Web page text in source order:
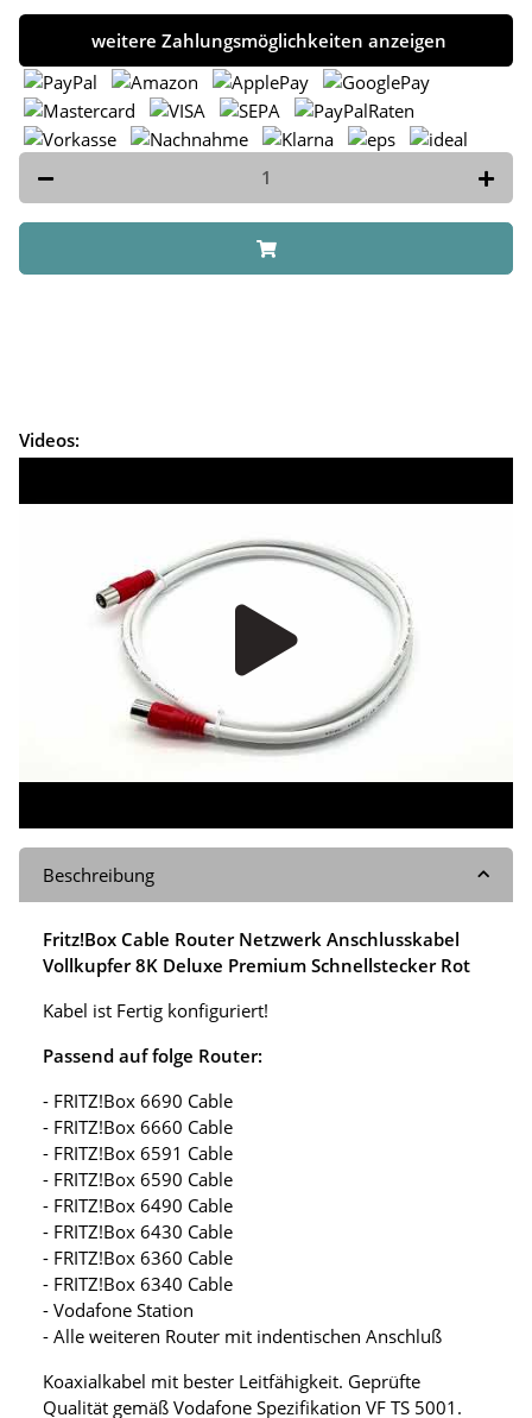
weitere Zahlungsmöglichkeiten anzeigen
Videos:
Beschreibung
Fritz!Box Cable Router Netzwerk Anschlusskabel
Vollkupfer 8K Deluxe Premium Schnellstecker Rot
Kabel ist Fertig konfiguriert!
Passend auf folge Router:
- FRITZ!Box 6690 Cable
- FRITZ!Box 6660 Cable
- FRITZ!Box 6591 Cable
- FRITZ!Box 6590 Cable
- FRITZ!Box 6490 Cable
- FRITZ!Box 6430 Cable
- FRITZ!Box 6360 Cable
- FRITZ!Box 6340 Cable
- Vodafone Station
- Alle weiteren Router mit indentischen Anschluß
Koaxialkabel mit bester Leitfähigkeit. Geprüfte
Qualität gemäß Vodafone Spezifikation VF TS 5001.